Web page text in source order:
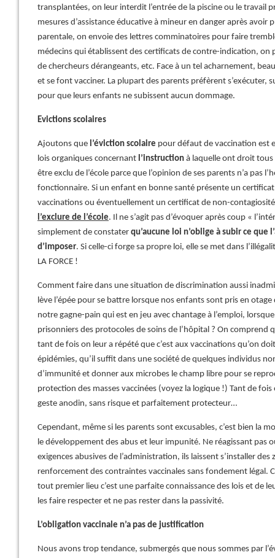
transplantées, on leur interdit l’entrée de la piscine ou le travail
mesures d’assistance éducative à mineur en danger après avoir
parentale, on envoie des lettres comminatoires pour faire
médecins qui établissent des certificats de contre-indication, on
de chercheurs dérangeants, etc. Face à un tel acharnement,
et se font vacciner. La plupart des parents préfèrent s’exécuter,
pour que leurs enfants ne subissent aucun dommage.
Evictions scolaires
Ajoutons que l’éviction scolaire pour défaut de vaccination est
lois organiques concernant l’instruction à laquelle ont droit
être exclu de l’école parce que l’opinion de ses parents n’a pas
fonctionnaire. Si un enfant en bonne santé présente un
vaccinations ou éventuellement un certificat de non-
l’exclure de l’école. Il ne s’agit pas d’évoquer après coup «
simplement de constater qu’aucune loi n’oblige à subir ce que
d’imposer. Si celle-ci forge sa propre loi, elle se met dans
LA FORCE !
Comment faire dans une situation de discrimination aussi
lève l’épée pour se battre lorsque nos enfants sont pris en
notre gagne-pain qui est en jeu avec chantage à l’emploi,
prisonniers des protocoles de soins de l’hôpital ? On comprend
tant de fois on leur a répété que c’est aux vaccinations qu’on
épidémies, qu’il suffit dans une société de quelques individus
d’immunité et donner aux microbes le champ libre pour se
protection des masses vaccinées (voyez la logique !) Tant de
geste anodin, sans risque et parfaitement protecteur…
Cependant, même si les parents sont excusables, c’est bien la
le développement des abus et leur impunité. Ne réagissant pas
exigences abusives de l’administration, ils laissent s’installer
renforcement des contraintes vaccinales sans fondement légal.
tout premier lieu c’est une parfaite connaissance des lois et de
les faire respecter et ne pas rester dans la passivité.
L’obligation vaccinale n’a pas de justification
Nous avons trop tendance, submergés que nous sommes par